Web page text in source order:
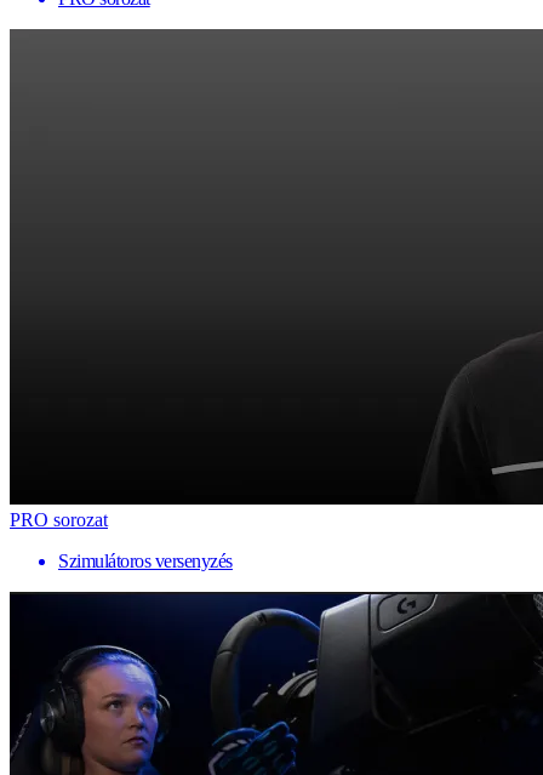
PRO sorozat
Szimulátoros versenyzés